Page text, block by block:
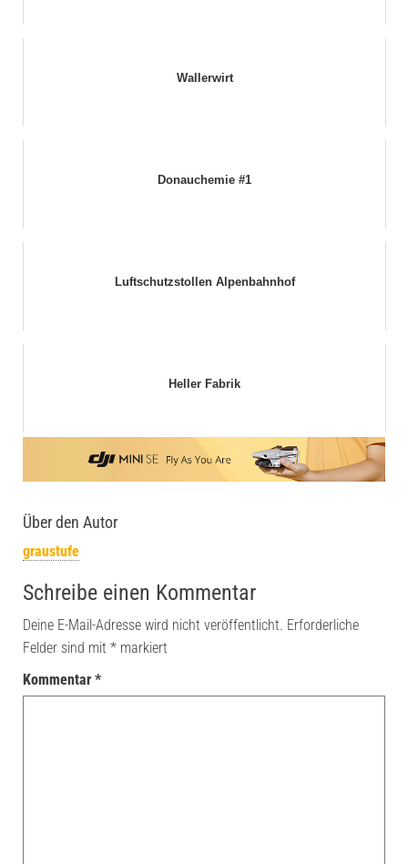
Wallerwirt
Donauchemie #1
Luftschutzstollen Alpenbahnhof
Heller Fabrik
Über den Autor
graustufe
Schreibe einen Kommentar
Deine E-Mail-Adresse wird nicht veröffentlicht. Erforderliche
Felder sind mit * markiert
Kommentar *